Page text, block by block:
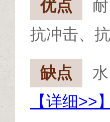
优点
抗冲击、
缺点
【详细>>】